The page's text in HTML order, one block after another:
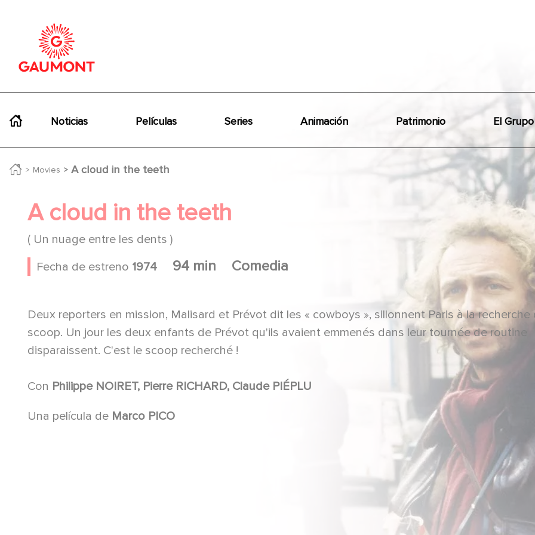
Noticias Películas Series Animación Patrimonio El Grupo
Movies A cloud in the teeth
A cloud in the teeth
( Un nuage entre les dents )
Fecha de estreno 1974 94 min Comedia
Deux reporters en mission, Malisard et Prévot dit les « cowboys », sillonnent Paris à la recherche
scoop. Un jour les deux enfants de Prévot qu'ils avaient emmenés dans leur tournée de routine
disparaissent. C'est le scoop recherché !
Con Philippe NOIRET, Pierre RICHARD, Claude PIÉPLU
Una película de Marco PICO